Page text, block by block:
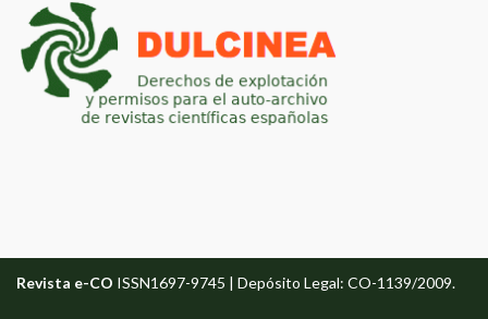
Revista e-CO ISSN1697-9745 | Depósito Legal: CO-1139/2009.